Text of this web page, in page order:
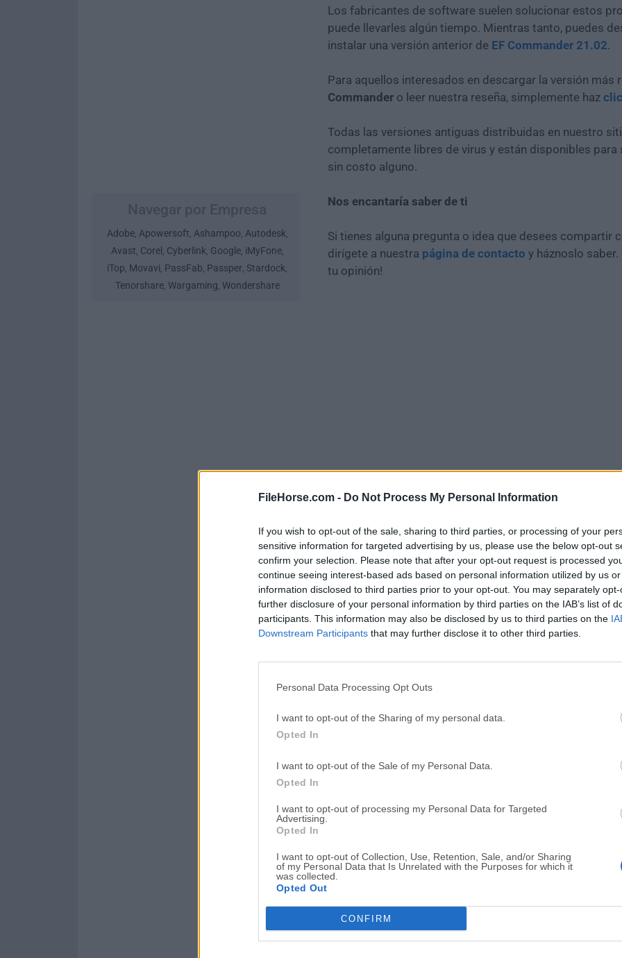
FileHorse.com - Do Not Process My Personal Information
If you wish to opt-out of the sale, sharing to third parties, or processing of your
sensitive information for targeted advertising by us, please use the below opt-out
confirm your selection. Please note that after your opt-out request is processed
continue seeing interest-based ads based on personal information utilized by us
information disclosed to third parties prior to your opt-out. You may separately
further disclosure of your personal information by third parties on the IAB’s list of
participants. This information may also be disclosed by us to third parties on the
Downstream Participants that may further disclose it to other third parties.
Personal Data Processing Opt Outs
I want to opt-out of the Sharing of my personal data.
Opted In
I want to opt-out of the Sale of my Personal Data.
Opted In
I want to opt-out of processing my Personal Data for Targeted
Advertising.
Opted In
I want to opt-out of Collection, Use, Retention, Sale, and/or Sharing
of my Personal Data that Is Unrelated with the Purposes for which it
was collected.
Opted Out
CONFIRM
Adobe, Apowersoft, Ashampoo, Autodesk,
Avast, Corel , Cyberlink, Google, iMyFone,
iTop, Movavi, PassFab, Passper, Stardock,
Tenorshare, Wargaming, Wondershare
Los fabricantes de software suelen solucionar estos
puede llevarles algún tiempo. Mientras tanto, puedes
instalar una versión anterior de EF Commander 21.02.
Para aquellos interesados en descargar la versión más
Commander o leer nuestra reseña, simplemente haz
Todas las versiones antiguas distribuidas en nuestro
completamente libres de virus y están disponibles para
sin costo alguno.
Nos encantaría saber de ti
Si tienes alguna pregunta o idea que desees compartir
dirígete a nuestra página de contacto y háznoslo saber.
tu opinión!
Descargar EF Commander 21.02
¿Por qué se publica esta aplicación en Filehorse? ( Más
Imágenes
Top Descargas
Opera 134.0 Build 5954.46 (64-bit)
Adobe Photoshop CC 2026 27.9.1 (64-bit)
GTA 6 for PS5 CapCut Desktop 9.1.0
PC Repair Tool 2026 Hero Wars - Online Action